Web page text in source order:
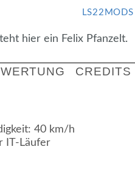
LS22MODS
hier ein Felix Pfanzelt.
CREDITS
40 km/h
IT-Läufer